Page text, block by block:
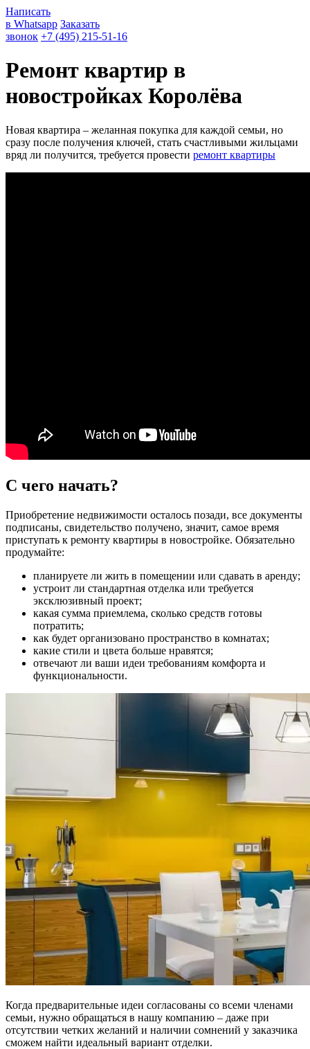
Написать
в Whatsapp Заказать
звонок +7 (495) 215-51-16
Ремонт квартир в
новостройках Королёва
Новая квартира – желанная покупка для каждой семьи, но
сразу после получения ключей, стать счастливыми жильцами
вряд ли получится, требуется провести ремонт квартиры
С чего начать?
Приобретение недвижимости осталось позади, все документы
подписаны, свидетельство получено, значит, самое время
приступать к ремонту квартиры в новостройке. Обязательно
продумайте:
планируете ли жить в помещении или сдавать в аренду;
устроит ли стандартная отделка или требуется
эксклюзивный проект;
какая сумма приемлема, сколько средств готовы
потратить;
как будет организовано пространство в комнатах;
какие стили и цвета больше нравятся;
отвечают ли ваши идеи требованиям комфорта и
функциональности.
Когда предварительные идеи согласованы со всеми членами
семьи, нужно обращаться в нашу компанию – даже при
отсутствии четких желаний и наличии сомнений у заказчика
сможем найти идеальный вариант отделки.